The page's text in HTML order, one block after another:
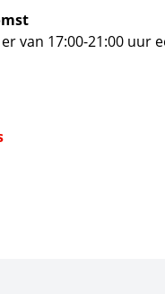
van 17:00-21:00